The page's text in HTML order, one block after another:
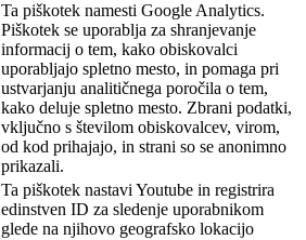
Ta piškotek namesti Google Analytics.
Piškotek se uporablja za shranjevanje
informacij o tem, kako obiskovalci
uporabljajo spletno mesto, in pomaga pri
ustvarjanju analitičnega poročila o tem,
kako deluje spletno mesto. Zbrani podatki,
vključno s številom obiskovalcev, virom,
od kod prihajajo, in strani so se anonimno
prikazali.
Ta piškotek nastavi Youtube in registrira
edinstven ID za sledenje uporabnikom
glede na njihovo geografsko lokacijo